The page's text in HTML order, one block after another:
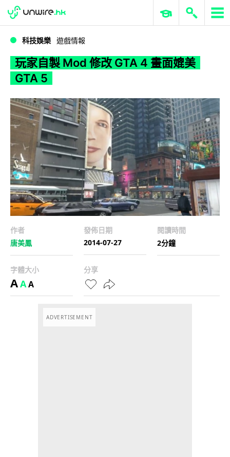
玩家自製 Mod 修改 GTA 4 畫面媲美 GTA 5
WWDC 2026 ERP 與商業 AI
科技娛樂 遊戲情報
玩家自製 Mod 修改 GTA 4 畫面媲美
GTA 5
作者
唐美鳳
發佈日期
2014-07-27
閱讀時間
2分鐘
字體大小
AAA
分享
ADVERTISEMENT